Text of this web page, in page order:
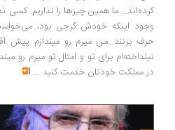
ما همین چیزها را نداریم. کسی نداریم از
اینکه خودش گرجی بود، می‌خواست در
بزنند...من میرم رو میندازم پیش آقای
برای تو و امثال تو میرم رو میندازم...
مملکت خودتان خدمت کنید...